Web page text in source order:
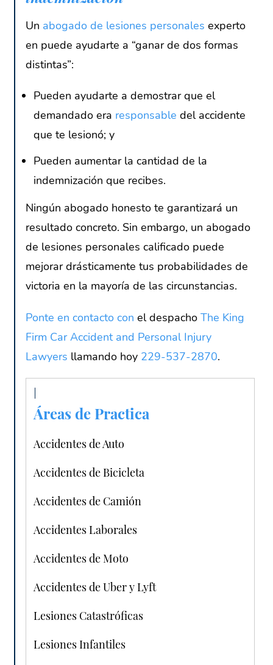
Un abogado de lesiones personales experto
en puede ayudarte a “ganar de dos formas
distintas”:
Pueden ayudarte a demostrar que el
demandado era responsable del accidente
que te lesionó; y
Pueden aumentar la cantidad de la
indemnización que recibes.
Ningún abogado honesto te garantizará un
resultado concreto. Sin embargo, un abogado
de lesiones personales calificado puede
mejorar drásticamente tus probabilidades de
victoria en la mayoría de las circunstancias.
Ponte en contacto con el despacho The King
Firm Car Accident and Personal Injury
Lawyers llamando hoy 229-537-2870.
Áreas de Practica
Accidentes de Auto
Accidentes de Bicicleta
Accidentes de Camión
Accidentes Laborales
Accidentes de Moto
Accidentes de Uber y Lyft
Lesiones Catastróficas
Lesiones Infantiles